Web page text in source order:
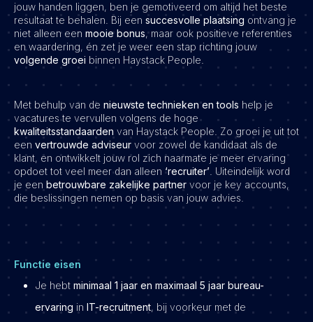
jouw handen liggen, ben je gemotiveerd om altijd het beste
resultaat te behalen. Bij een succesvolle plaatsing ontvang je
niet alleen een mooie bonus, maar ook positieve referenties
en waardering, én zet je weer een stap richting jouw
volgende groei binnen Haystack People.
Met behulp van de nieuwste technieken en tools help je
vacatures te vervullen volgens de hoge
kwaliteitsstandaarden van Haystack People. Zo groei je uit tot
een vertrouwde adviseur voor zowel de kandidaat als de
klant, en ontwikkelt jouw rol zich naarmate je meer ervaring
opdoet tot veel meer dan alleen ‘recruiter’ . Uiteindelijk word
je een betrouwbare zakelijke partner voor je key accounts,
die beslissingen nemen op basis van jouw advies.
Functie eisen
Je hebt minimaal 1 jaar en maximaal 5 jaar bureau-
ervaring in IT-recruitment, bij voorkeur met de